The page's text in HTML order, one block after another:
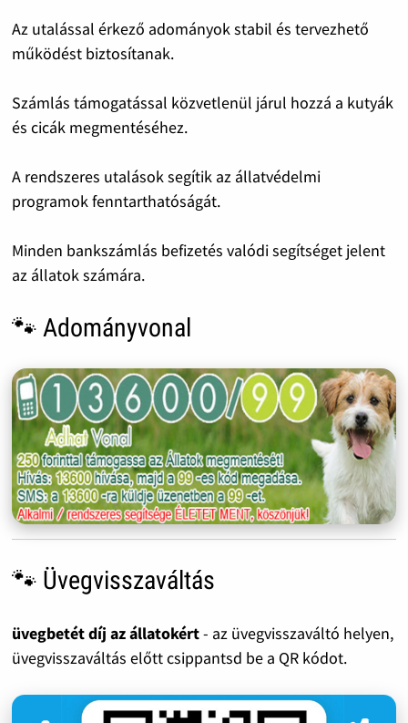
Az utalással érkező adományok stabil és tervezhető
működést biztosítanak.
Számlás támogatással közvetlenül járul hozzá a kutyák
és cicák megmentéséhez.
A rendszeres utalások segítik az állatvédelmi
programok fenntarthatóságát.
Minden bankszámlás befizetés valódi segítséget jelent
az állatok számára.
🐾 Adományvonal
🐾 Üvegvisszaváltás
üvegbetét díj az állatokért- az üvegvisszaváltó helyen,
üvegvisszaváltás előtt csippantsd be a QR kódot.